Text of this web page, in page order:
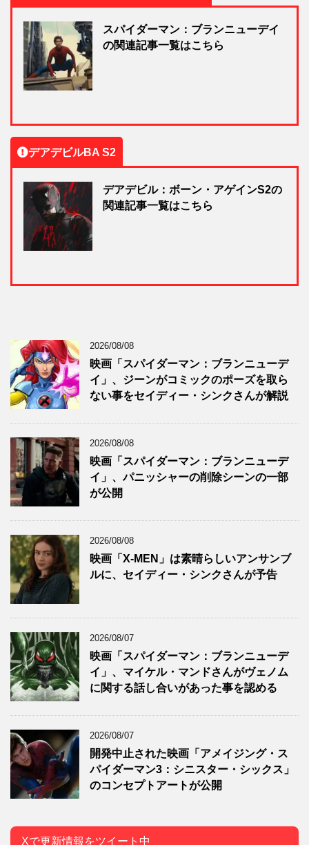
スパイダーマン：ブランニューデイ
の関連記事一覧はこちら
デアデビルBA S2
デアデビル：ボーン・アゲインS2の
関連記事一覧はこちら
2026/08/08
映画「スパイダーマン：ブランニューデ
イ」、ジーンがコミックのポーズを取ら
ない事をセイディー・シンクさんが解説
2026/08/08
映画「スパイダーマン：ブランニューデ
イ」、パニッシャーの削除シーンの一部
が公開
2026/08/08
映画「X-MEN」は素晴らしいアンサンブ
ルに、セイディー・シンクさんが予告
2026/08/07
映画「スパイダーマン：ブランニューデ
イ」、マイケル・マンドさんがヴェノム
に関する話し合いがあった事を認める
2026/08/07
開発中止された映画「アメイジング・ス
パイダーマン3：シニスター・シックス」
のコンセプトアートが公開
Xで更新情報をツイート中